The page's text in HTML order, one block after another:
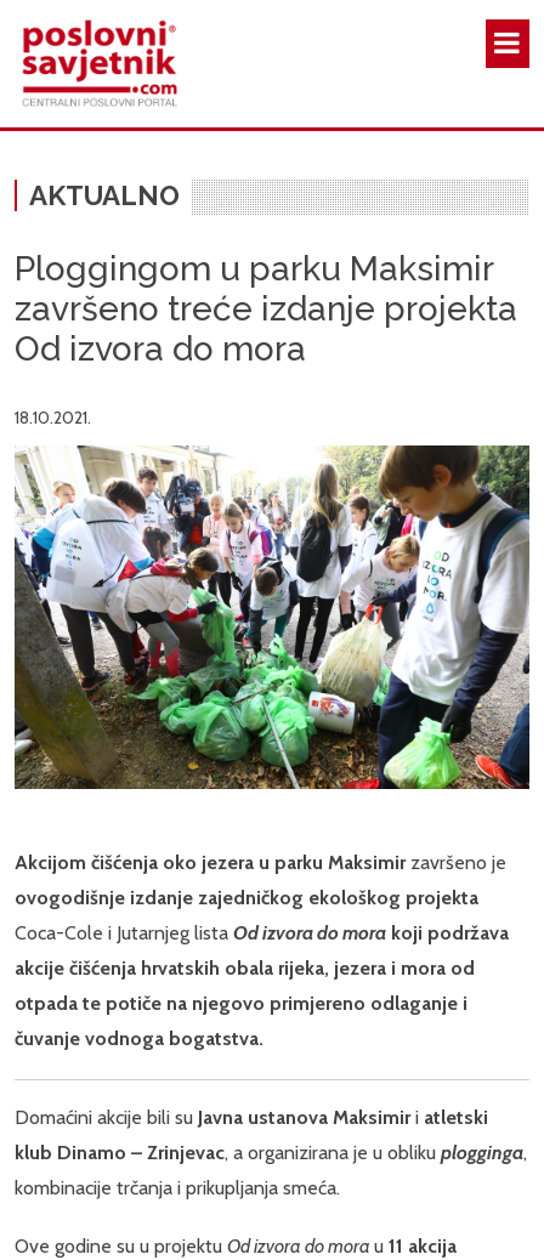
AKTUALNO
Ploggingom u parku Maksimir
završeno treće izdanje projekta
Od izvora do mora
18.10.2021.
Akcijom čišćenja oko jezera u parku Maksimirzavršeno je
ovogodišnje izdanje zajedničkog ekološkog projekta
Coca-Cole i Jutarnjeg lista Od izvora do mora koji podržava
akcije čišćenja hrvatskih obala rijeka, jezera i mora od
otpada te potiče na njegovo primjereno odlaganje i
čuvanje vodnoga bogatstva.
Domaćini akcije bili su Javna ustanova Maksimiri atletski
klub Dinamo – Zrinjevac, a organizirana je u obliku plogginga,
kombinacije trčanja i prikupljanja smeća.
Ove godine su u projektu Od izvora do mora u 11 akcija